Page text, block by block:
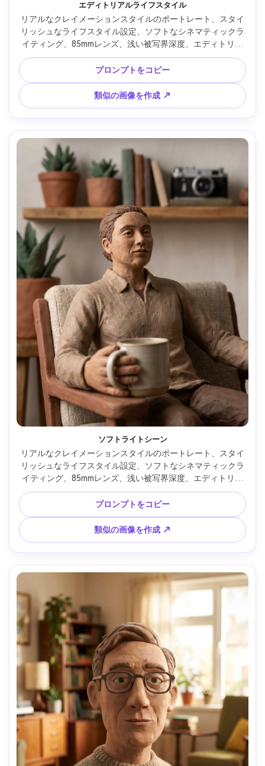
エディトリアルライフスタイル
リアルなクレイメーションスタイルのポートレート、スタイ
リッシュなライフスタイル設定、ソフトなシネマティックラ
イティング、85mmレンズ、浅い被写界深度、エディトリア
ル構図、自然な肌の質感 --ar 4:5
プロンプトをコピー
類似の画像を作成 ↗
ソフトライトシーン
リアルなクレイメーションスタイルのポートレート、スタイ
リッシュなライフスタイル設定、ソフトなシネマティックラ
イティング、85mmレンズ、浅い被写界深度、エディトリア
ル構図、自然な肌の質感 --ar 4:5
プロンプトをコピー
類似の画像を作成 ↗